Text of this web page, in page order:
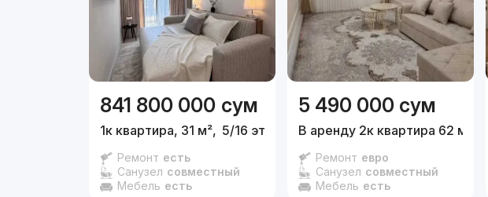
841 800 000 сум
1к квартира, 31 м², 5/16 эт.
Ремонт есть
Санузел совместный
Мебель есть
5 490 000 сум
В аренду 2к квартира 62 м²,
Ремонт евро
Санузел совместный
Мебель есть